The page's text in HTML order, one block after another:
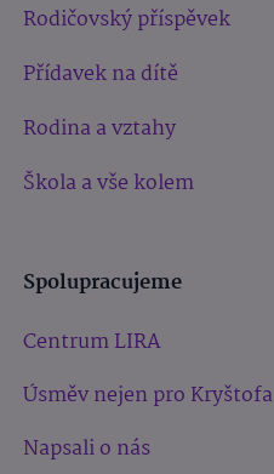
Rodičovský příspěvek
Přídavek na dítě
Rodina a vztahy
Škola a vše kolem
Spolupracujeme
Centrum LIRA
Úsměv nejen pro Kryštofa
Napsali o nás